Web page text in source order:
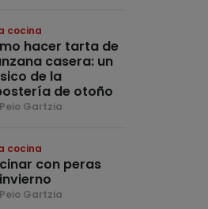
cocina
hacer tarta de
casera: un
de la
de otoño
Gartzia
cocina
con peras
Gartzia